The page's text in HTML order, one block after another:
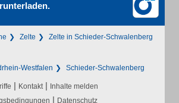
Zelte
Zelte in Schieder-Schwalenberg
Westfalen Schieder-Schwalenberg
| Kontakt | Inhalte melden
| Datenschutz